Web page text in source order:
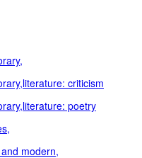
criticism
poetry
modern,